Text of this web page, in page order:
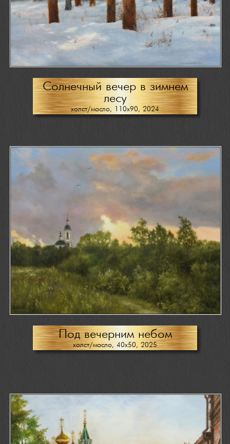
Солнечный вечер в зимнем
лесу
холст/масло, 110х90, 2024
Под вечерним небом
холст/масло, 40х50, 2025